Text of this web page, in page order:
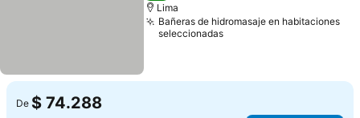
Lima
Bañeras de hidromasaje en habitaciones
seleccionadas
De $ 74.288